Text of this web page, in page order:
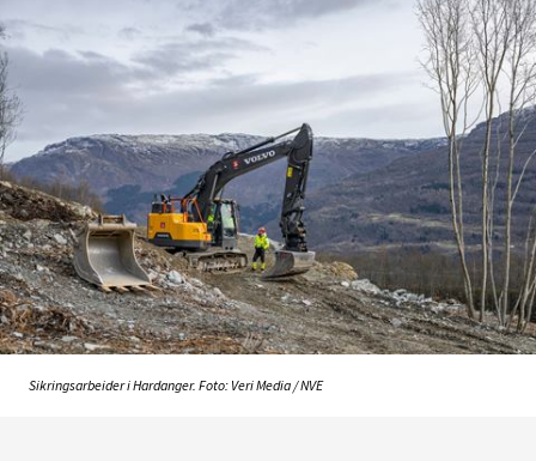
Sikringsarbeider i Hardanger. Foto: Veri Media / NVE